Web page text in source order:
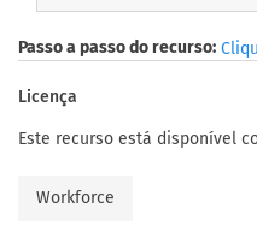
Passo a passo do recurso:
Licença
Este recurso está disponível
Workforce